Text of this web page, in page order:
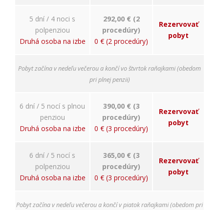
5 dní / 4 noci s
polpenziou
Druhá osoba na izbe
292,00 € (2
procedúry)
0 € (2 procedúry)
Rezervovať
pobyt
Pobyt začína v nedeľu večerou a končí vo štvrtok raňajkami (obedom
pri plnej penzii)
6 dní / 5 nocí s plnou
penziou
Druhá osoba na izbe
390,00 € (3
procedúry)
0 € (3 procedúry)
Rezervovať
pobyt
6 dní / 5 nocí s
polpenziou
Druhá osoba na izbe
365,00 € (3
procedúry)
0 € (3 procedúry)
Rezervovať
pobyt
Pobyt začína v nedeľu večerou a končí v piatok raňajkami (obedom pri